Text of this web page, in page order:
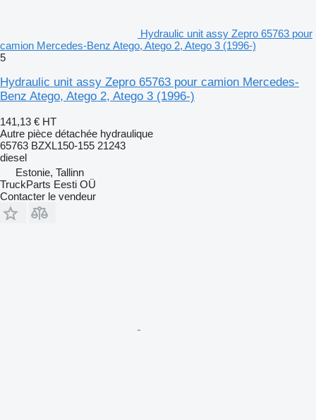
Hydraulic unit assy Zepro 65763 pour
camion Mercedes-Benz Atego, Atego 2, Atego 3 (1996-)
5
Hydraulic unit assy Zepro 65763 pour camion Mercedes-
Benz Atego, Atego 2, Atego 3 (1996-)
141,13 € HT
Autre pièce détachée hydraulique
65763 BZXL150-155 21243
diesel
Estonie, Tallinn
TruckParts Eesti OÜ
Contacter le vendeur